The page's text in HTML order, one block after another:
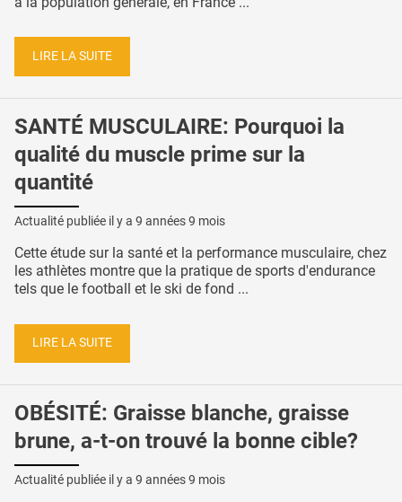
LIRE LA SUITE
SANTÉ MUSCULAIRE: Pourquoi la
qualité du muscle prime sur la
quantité
Actualité publiée il y a 9 années 9 mois
Cette étude sur la santé et la performance musculaire, chez
les athlètes montre que la pratique de sports d'endurance
tels que le football et le ski de fond ...
LIRE LA SUITE
OBÉSITÉ: Graisse blanche, graisse
brune, a-t-on trouvé la bonne cible?
Actualité publiée il y a 9 années 9 mois